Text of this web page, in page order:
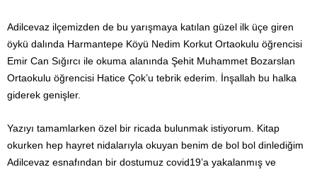
Adilcevaz ilçemizden de bu yarışmaya katılan güzel ilk üçe giren
öykü dalında Harmantepe Köyü Nedim Korkut Ortaokulu öğrencisi
Emir Can Sığırcı ile okuma alanında Şehit Muhammet Bozarslan
Ortaokulu öğrencisi Hatice Çok’u tebrik ederim. İnşallah bu halka
giderek genişler.
Yazıyı tamamlarken özel bir ricada bulunmak istiyorum. Kitap
okurken hep hayret nidalarıyla okuyan benim de bol bol dinlediğim
Adilcevaz esnafından bir dostumuz covid19’a yakalanmış ve